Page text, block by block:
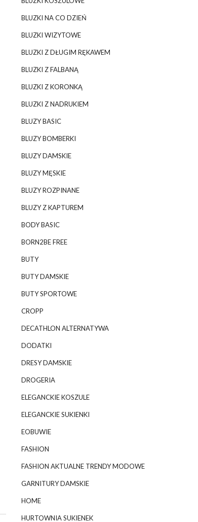
BLUZKI NA CO DZIEŃ
BLUZKI WIZYTOWE
BLUZKI Z DŁUGIM RĘKAWEM
BLUZKI Z FALBANĄ
BLUZKI Z KORONKĄ
BLUZKI Z NADRUKIEM
BLUZY BASIC
BLUZY BOMBERKI
BLUZY DAMSKIE
BLUZY MĘSKIE
BLUZY ROZPINANE
BLUZY Z KAPTUREM
BODY BASIC
BORN2BE FREE
BUTY
BUTY DAMSKIE
BUTY SPORTOWE
CROPP
DECATHLON ALTERNATYWA
DODATKI
DRESY DAMSKIE
DROGERIA
ELEGANCKIE KOSZULE
ELEGANCKIE SUKIENKI
EOBUWIE
FASHION
FASHION AKTUALNE TRENDY MODOWE
GARNITURY DAMSKIE
HOME
HURTOWNIA SUKIENEK